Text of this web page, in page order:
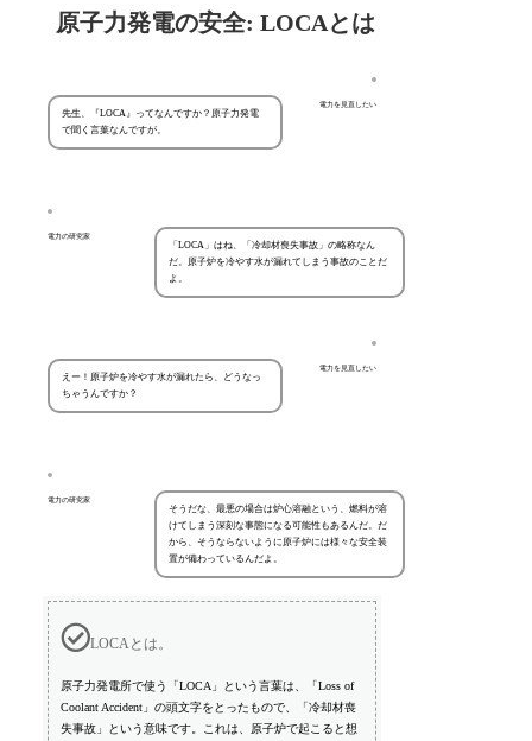
原子力発電の安全: LOCAとは
電力を見直したい
先生、『LOCA』ってなんですか？原子力発電
で聞く言葉なんですが。
電力の研究家
「LOCA」はね、「冷却材喪失事故」の略称なん
だ。原子炉を冷やす水が漏れてしまう事故のことだ
よ。
電力を見直したい
えー！原子炉を冷やす水が漏れたら、どうなっ
ちゃうんですか？
電力の研究家
そうだな、最悪の場合は炉心溶融という、燃料が溶
けてしまう深刻な事態になる可能性もあるんだ。だ
から、そうならないように原子炉には様々な安全装
置が備わっているんだよ。
LOCAとは。
原子力発電所で使う「LOCA」という言葉は、「Loss of
Coolant Accident」の頭文字をとったもので、「冷却材喪
失事故」という意味です。これは、原子炉で起こると想